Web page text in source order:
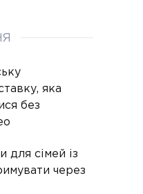
яка
без
для сімей із
через